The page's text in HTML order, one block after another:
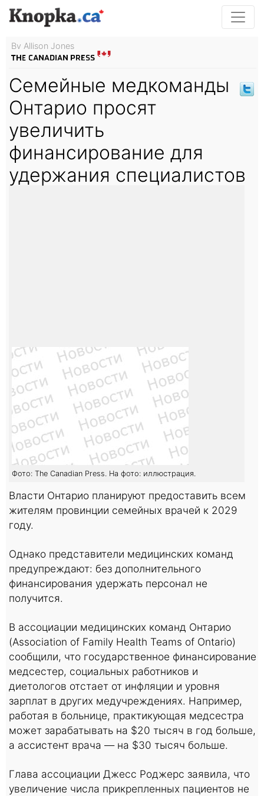
By Allison Jones
Семейные медкоманды
Онтарио просят
увеличить
финансирование для
удержания специалистов
Фото: The Canadian Press. На фото: иллюстрация.
Власти Онтарио планируют предоставить всем
жителям провинции семейных врачей к 2029
году.
Однако представители медицинских команд
предупреждают: без дополнительного
финансирования удержать персонал не
получится.
В ассоциации медицинских команд Онтарио
(Association of Family Health Teams of Ontario)
сообщили, что государственное финансирование
медсестер, социальных работников и
диетологов отстает от инфляции и уровня
зарплат в других медучреждениях. Например,
работая в больнице, практикующая медсестра
может зарабатывать на $20 тысяч в год больше,
а ассистент врача — на $30 тысяч больше.
Глава ассоциации Джесс Роджерс заявила, что
увеличение числа прикрепленных пациентов не